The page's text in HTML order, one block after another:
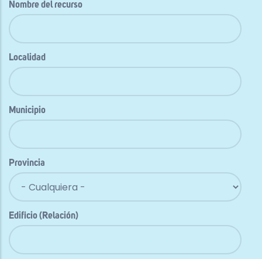
Nombre del recurso
Localidad
Municipio
Provincia
Edificio (Relación)